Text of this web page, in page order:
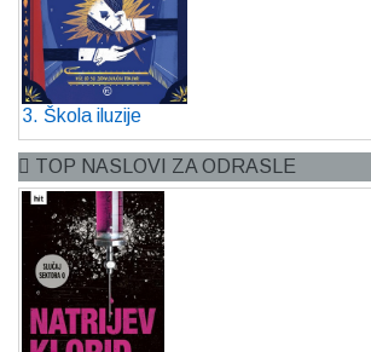
3. Škola iluzije
TOP NASLOVI ZA ODRASLE